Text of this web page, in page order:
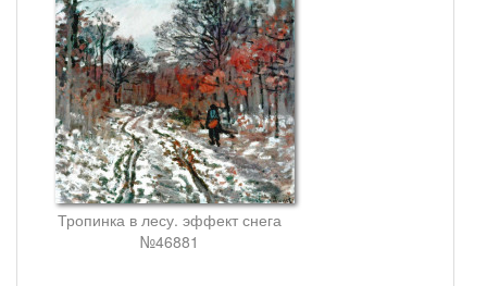
Тропинка в лесу. эффект снега
№46881